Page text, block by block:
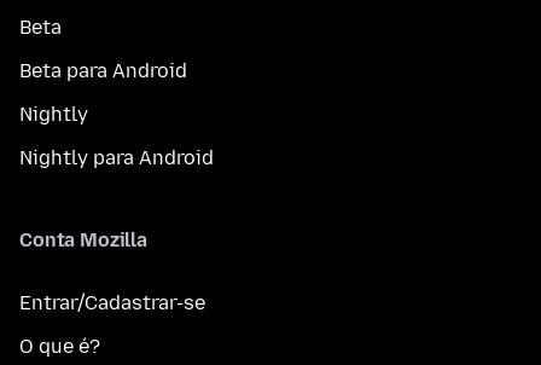
Beta
Beta para Android
Nightly
Nightly para Android
Conta Mozilla
Entrar/Cadastrar-se
O que é?